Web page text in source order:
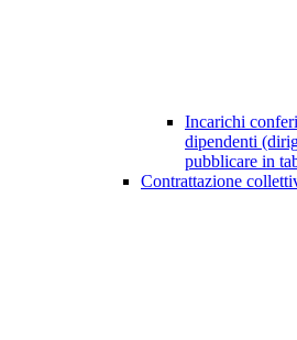
Incarichi
dipendenti
pubblicare in
Contrattazione